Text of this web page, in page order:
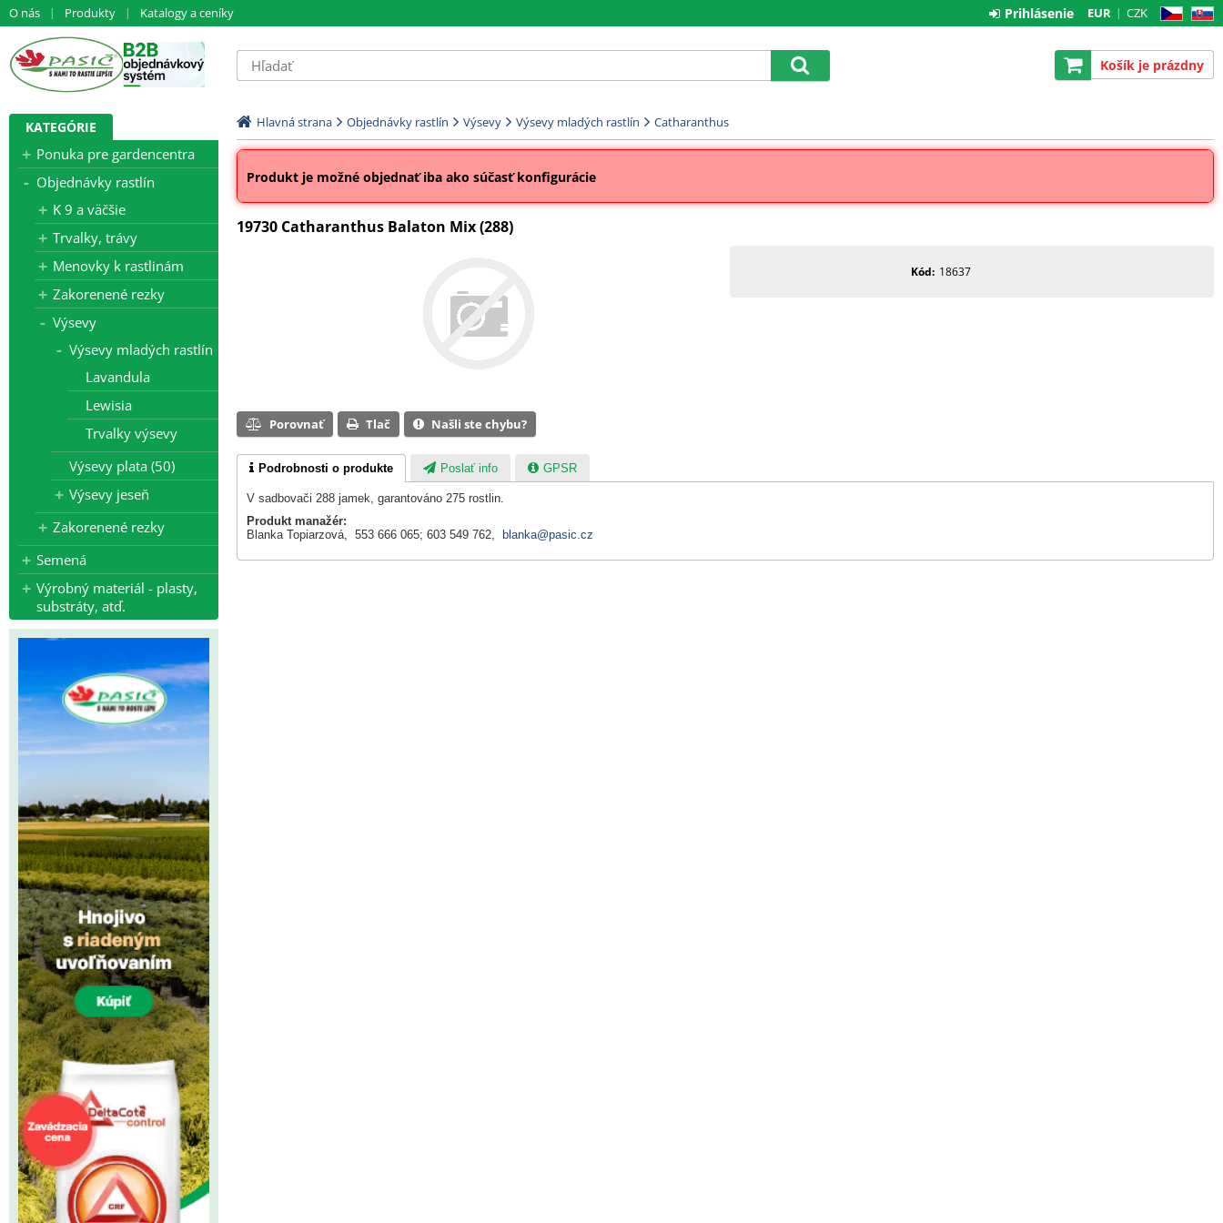
O nás Produkty Katalogy a ceníky CZ SK
EUR CZK
Prihlásenie
Košík je prázdny
KATEGÓRIE
Ponuka pre gardencentra
Objednávky rastlín
K 9 a väčšie
Trvalky, trávy
Menovky k rastlinám
Zakorenené rezky
Výsevy
Výsevy mladých rastlín
Lavandula
Lewisia
Trvalky výsevy
Výsevy plata (50)
Výsevy jeseň
Zakorenené rezky
Semená
Výrobný materiál - plasty,
substráty, atď.
Hlavná strana Objednávky rastlín Výsevy Výsevy mladých rastlín Catharanthus
Produkt je možné objednať iba ako súčasť konfigurácie
19730 Catharanthus Balaton Mix (288)
Kód 18637
Porovnať Tlač Našli ste chybu?
Podrobnosti o produkte Poslať info GPSR
V sadbovači 288 jamek, garantováno 275 rostlin.
Produkt manažér:
Blanka Topiarzová, 553 666 065; 603 549 762,
blanka@pasic.cz